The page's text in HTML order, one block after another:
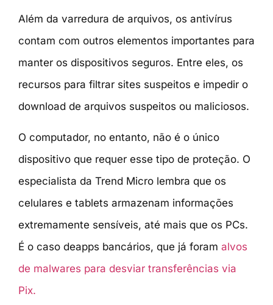
Além da varredura de arquivos, os antivírus
contam com outros elementos importantes para
manter os dispositivos seguros. Entre eles, os
recursos para filtrar sites suspeitos e impedir o
download de arquivos suspeitos ou maliciosos.
O computador, no entanto, não é o único
dispositivo que requer esse tipo de proteção. O
especialista da Trend Micro lembra que os
celulares e tablets armazenam informações
extremamente sensíveis, até mais que os PCs.
É o caso deapps bancários, que já foram alvos
de malwares para desviar transferências via
Pix.